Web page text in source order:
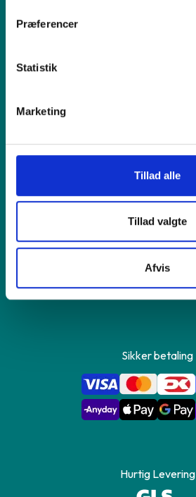
Præferencer
Statistik
Marketing
Tillad alle
Tillad valgte
Afvis
Sikker betaling
Hurtig Levering